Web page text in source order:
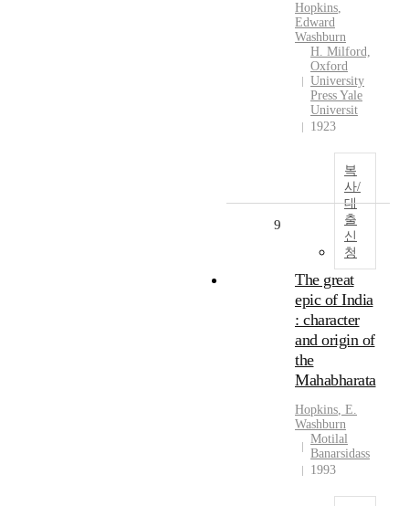
Hopkins,
Edward
Washburn
H. Milford,
Oxford
University
Press Yale
Universit
1923
복
사/
대
출
신
청
9
The great
epic of India
: character
and origin of
the
Mahabharata
Hopkins, E.
Washburn
Motilal
Banarsidass
1993